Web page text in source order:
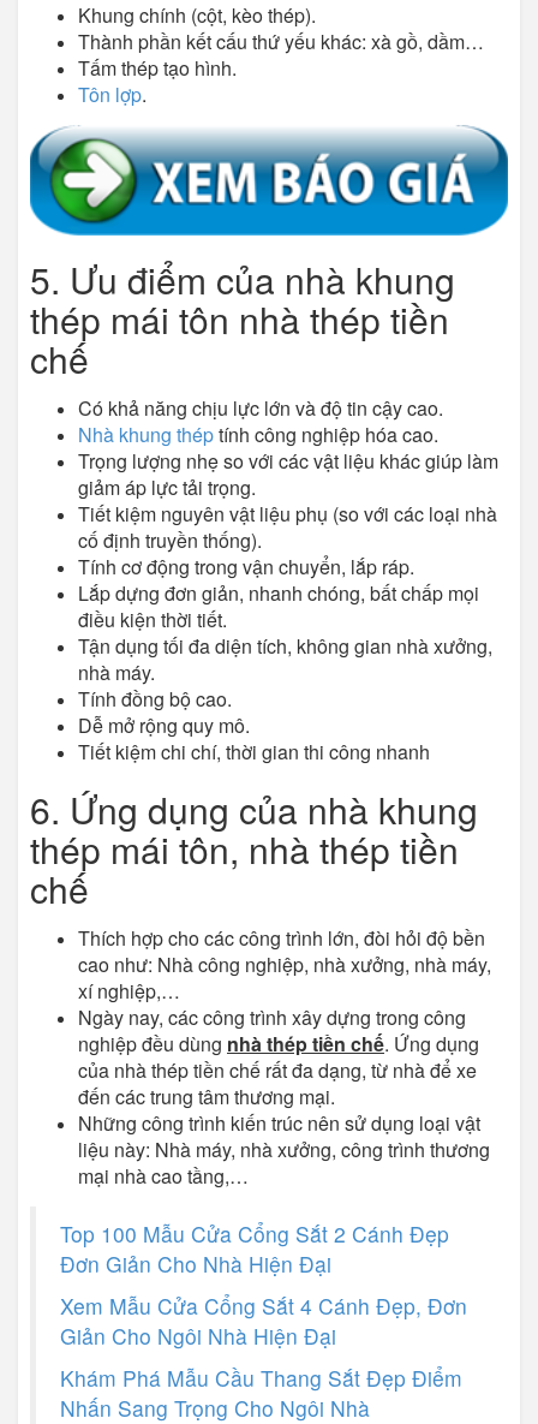
Khung chính (cột, kèo thép).
Thành phần kết cấu thứ yếu khác: xà gồ, dầm…
Tấm thép tạo hình.
Tôn lợp.
5. Ưu điểm của nhà khung
thép mái tôn nhà thép tiền
chế
Có khả năng chịu lực lớn và độ tin cậy cao.
Nhà khung théptính công nghiệp hóa cao.
Trọng lượng nhẹ so với các vật liệu khác giúp làm
giảm áp lực tải trọng.
Tiết kiệm nguyên vật liệu phụ (so với các loại nhà
cố định truyền thống).
Tính cơ động trong vận chuyển, lắp ráp.
Lắp dựng đơn giản, nhanh chóng, bất chấp mọi
điều kiện thời tiết.
Tận dụng tối đa diện tích, không gian nhà xưởng,
nhà máy.
Tính đồng bộ cao.
Dễ mở rộng quy mô.
Tiết kiệm chi chí, thời gian thi công nhanh
6. Ứng dụng của nhà khung
thép mái tôn, nhà thép tiền
chế
Thích hợp cho các công trình lớn, đòi hỏi độ bền
cao như: Nhà công nghiệp, nhà xưởng, nhà máy,
xí nghiệp,…
Ngày nay, các công trình xây dựng trong công
nghiệp đều dùng nhà thép tiền chế. Ứng dụng
của nhà thép tiền chế rất đa dạng, từ nhà để xe
đến các trung tâm thương mại.
Những công trình kiến trúc nên sử dụng loại vật
liệu này: Nhà máy, nhà xưởng, công trình thương
mại nhà cao tầng,…
Top 100 Mẫu Cửa Cổng Sắt 2 Cánh Đẹp
Đơn Giản Cho Nhà Hiện Đại
Xem Mẫu Cửa Cổng Sắt 4 Cánh Đẹp, Đơn
Giản Cho Ngôi Nhà Hiện Đại
Khám Phá Mẫu Cầu Thang Sắt Đẹp Điểm
Nhấn Sang Trọng Cho Ngôi Nhà